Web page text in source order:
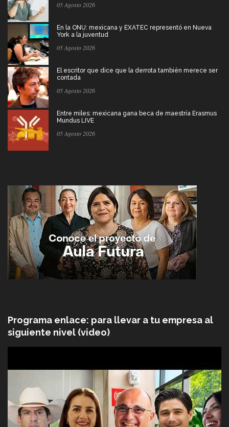
05 Agosto 2026
En la ONU: mexicana y EXATEC representó en Nueva
York a la juventud
05 Agosto 2026
El escritor que dice que la derrota también merece ser
contada
05 Agosto 2026
Entre miles: mexicana gana beca de maestría Erasmus
Mundus LIVE
05 Agosto 2026
Programa enlace: para llevar a tu empresa al
siguiente nivel (video)